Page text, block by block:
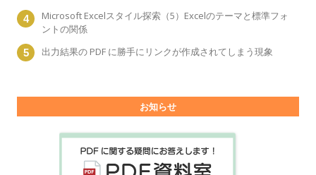
Microsoft Excelスタイル探索（5）Excelのテーマと標準フォ
ントの関係
出力結果の PDF に勝手にリンクが作成されてしまう現象
お知らせ